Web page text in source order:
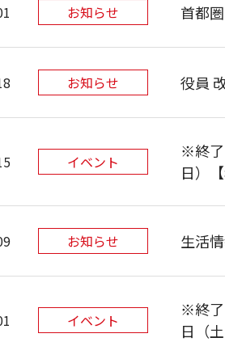
お知らせ 首都
お知らせ 役員
イベント
※終了
日）
お知らせ 生活
イベント
※終了
日（